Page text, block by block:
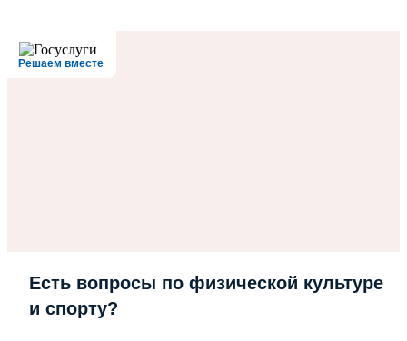
Решаем вместе
Есть вопросы по физической культуре
и спорту?